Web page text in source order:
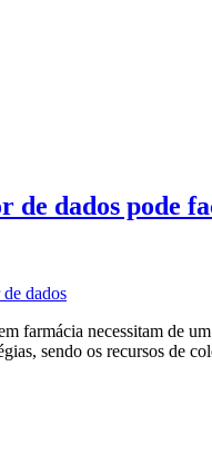
de dados pode
dados
farmácia necessitam de
sendo os recursos de